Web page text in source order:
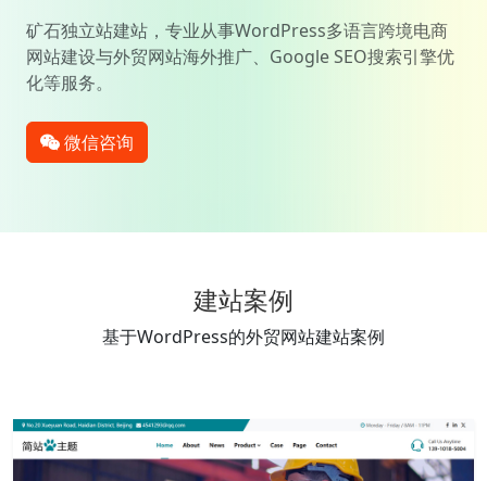
矿石独立站建站，专业从事WordPress多语言跨境电商
网站建设与外贸网站海外推广、Google SEO搜索引擎优
化等服务。
微信咨询
建站案例
基于WordPress的外贸网站建站案例